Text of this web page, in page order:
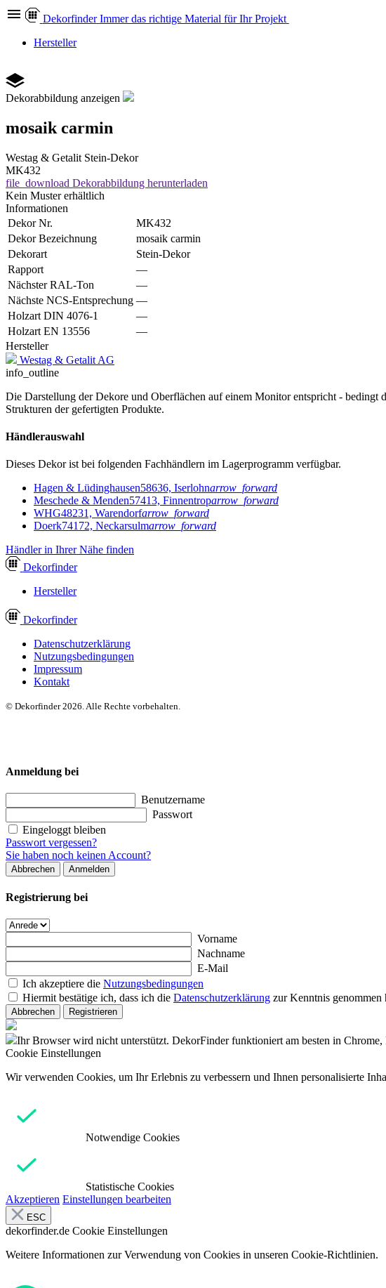
Dekorfinder Immer das richtige Material für Ihr Projekt
Hersteller
Dekorabbildung anzeigen
mosaik carmin
Westag & Getalit Stein-Dekor
MK432
file_download Dekorabbildung herunterladen
Kein Muster erhältlich
Informationen
Dekor Nr.
MK432
Dekor Bezeichnung
mosaik carmin
Dekorart
Stein-Dekor
Rapport
—
Nächster RAL-Ton
—
Nächste NCS-Entsprechung —
Holzart DIN 4076-1
—
Holzart EN 13556
—
Hersteller
Westag & Getalit AG
info_outline
Die Darstellung der Dekore und Oberflächen auf einem Monitor entspricht -
Strukturen der gefertigten Produkte.
Händlerauswahl
Dieses Dekor ist bei folgenden Fachhändlern im Lagerprogramm verfügbar.
Hagen & Lüdinghausen58636, Iserlohnarrow_forward
Meschede & Menden57413, Finnentroparrow_forward
WHG48231, Warendorfarrow_forward
Doerk74172, Neckarsulmarrow_forward
Händler in Ihrer Nähe finden
Dekorfinder
Hersteller
Dekorfinder
Datenschutzerklärung
Nutzungsbedingungen
Impressum
Kontakt
© Dekorfinder 2026. Alle Rechte vorbehalten.
Anmeldung bei
Benutzername
Passwort
Eingeloggt bleiben
Passwort vergessen?
Sie haben noch keinen Account?
Abbrechen Anmelden
Registrierung bei
Vorname
Nachname
E-Mail
Ich akzeptiere die Nutzungsbedingungen
Hiermit bestätige ich, dass ich die Datenschutzerklärung zur Kenntnis genommen
Abbrechen Registrieren
Ihr Browser wird nicht unterstützt. DekorFinder funktioniert am besten in
Cookie Einstellungen
Wir verwenden Cookies, um Ihr Erlebnis zu verbessern und Ihnen personalisierte
Notwendige Cookies
Statistische Cookies
Akzeptieren Einstellungen bearbeiten
ESC
dekorfinder.de Cookie Einstellungen
Weitere Informationen zur Verwendung von Cookies in unseren Cookie-Richtlinien.